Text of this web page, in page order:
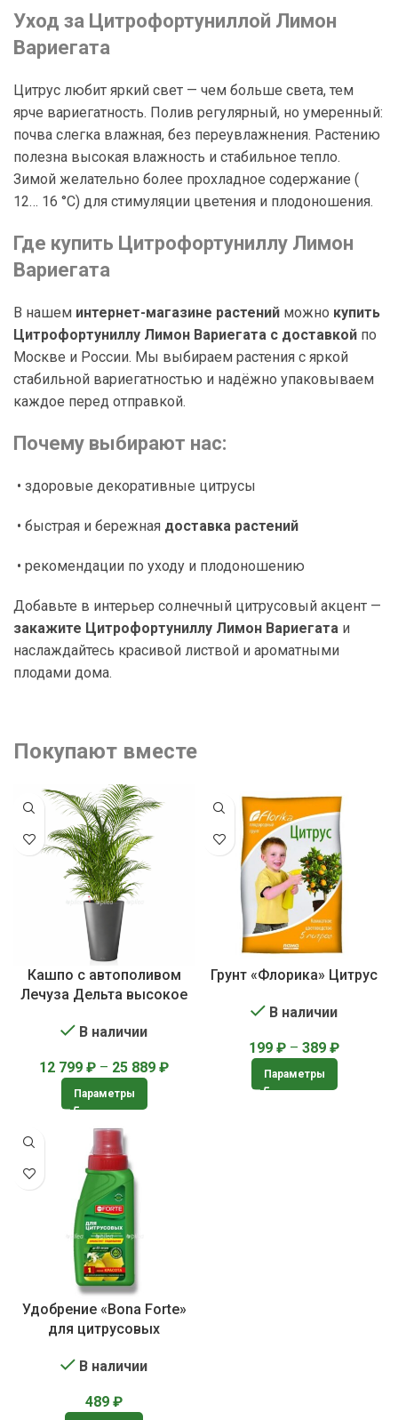
Уход за Цитрофортуниллой Лимон
Вариегата
Цитрус любит яркий свет — чем больше света, тем
ярче вариегатность. Полив регулярный, но умеренный:
почва слегка влажная, без переувлажнения. Растению
полезна высокая влажность и стабильное тепло.
Зимой желательно более прохладное содержание (
12… 16 °C) для стимуляции цветения и плодоношения.
Где купить Цитрофортуниллу Лимон
Вариегата
В нашем интернет-магазине растений можно купить
Цитрофортуниллу Лимон Вариегата с доставкой по
Москве и России. Мы выбираем растения с яркой
стабильной вариегатностью и надёжно упаковываем
каждое перед отправкой.
Почему выбирают нас:
• здоровые декоративные цитрусы
• быстрая и бережная доставка растений
• рекомендации по уходу и плодоношению
Добавьте в интерьер солнечный цитрусовый акцент —
закажите Цитрофортуниллу Лимон Вариегата и
наслаждайтесь красивой листвой и ароматными
плодами дома.
Покупают вместе
Кашпо с автополивом
Лечуза Дельта высокое
В наличии
12 799 ₽ – 25 889 ₽
Параметры
Грунт «Флорика» Цитрус
В наличии
199 ₽ – 389 ₽
Параметры
Удобрение «Bona Forte»
для цитрусовых
В наличии
489 ₽